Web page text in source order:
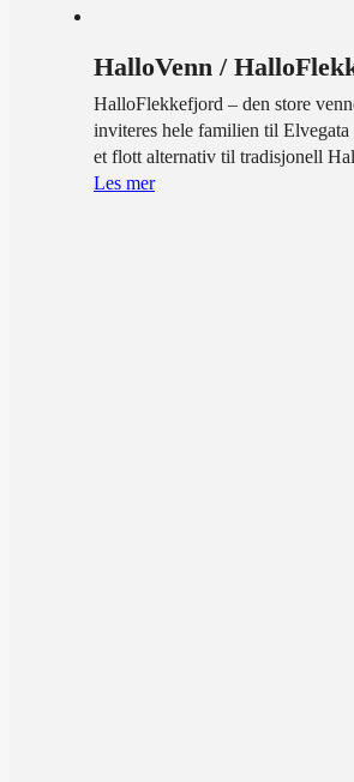
HalloVenn /
HalloFlekkefjord – den store
inviteres hele familien til
et flott alternativ til tradisjonell
Les mer